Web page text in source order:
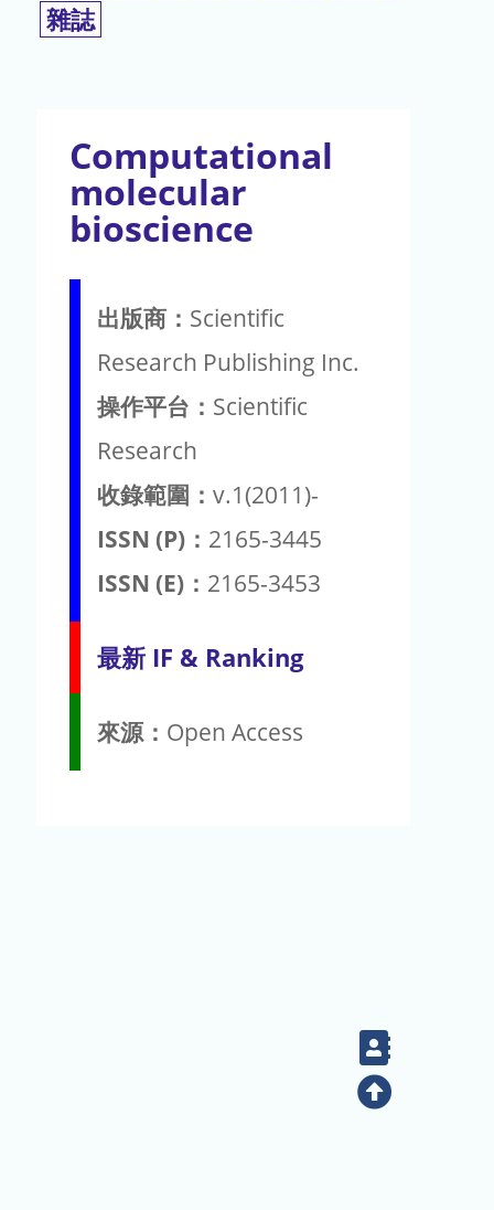
雜誌
Computational
molecular
bioscience
出版商： Scientific
Research Publishing Inc.
操作平台： Scientific
Research
收錄範圍： v.1(2011)-
ISSN (P)： 2165-3445
ISSN (E)： 2165-3453
最新 IF & Ranking
來源： Open Access
Contact
Top